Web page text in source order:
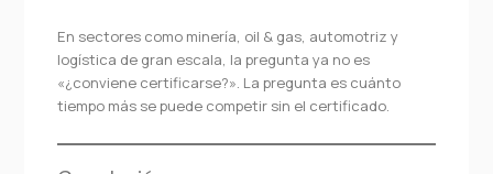
En sectores como minería, oil & gas, automotriz y
logística de gran escala, la pregunta ya no es
«¿conviene certificarse?». La pregunta es cuánto
tiempo más se puede competir sin el certificado.